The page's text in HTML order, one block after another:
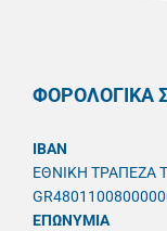
ΦΟΡΟΛΟΓΙΚΑ
IBAN
ΕΘΝΙΚΗ ΤΡΑΠΕΖΑ
ΕΠΩΝΥΜΙΑ